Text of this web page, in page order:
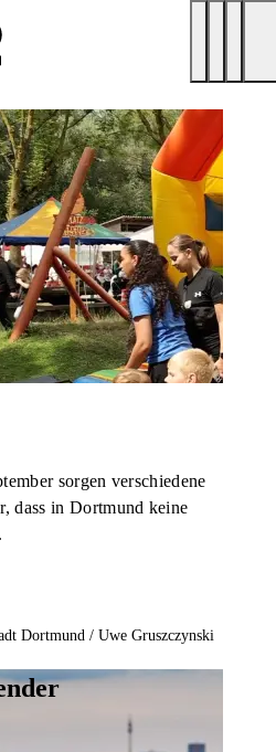
sorgen verschiedene
dass in Dortmund keine
Dortmund / Uwe Gruszczynski
Konzerte gibt es am